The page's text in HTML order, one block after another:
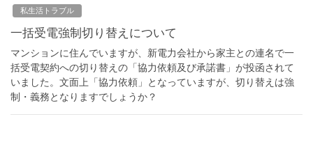
私生活トラブル
一括受電強制切り替えについて
マンションに住んでいますが、新電力会社から家主との連名で一
括受電契約への切り替えの「協力依頼及び承諾書」が投函されて
いました。文面上「協力依頼」となっていますが、切り替えは強
制・義務となりますでしょうか？